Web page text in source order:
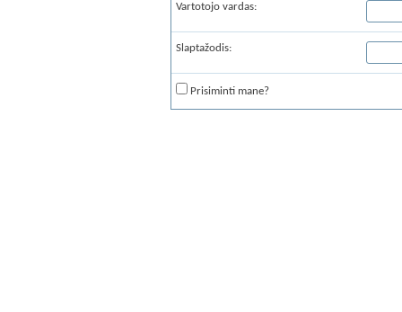
Vartotojo vardas:
Slaptažodis:
Prisiminti mane?